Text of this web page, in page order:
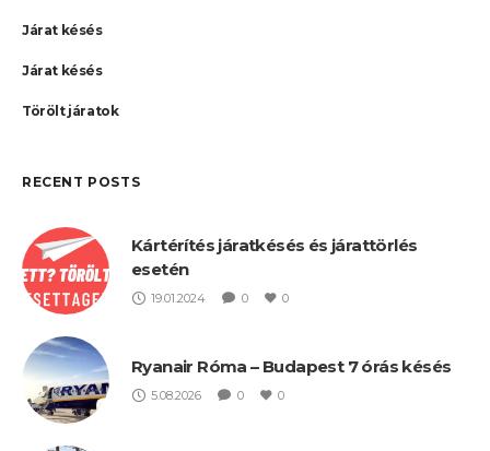
Járat késés
Járat késés
Törölt járatok
RECENT POSTS
Kártérítés járatkésés és járattörlés
esetén
19.01.2024 0 0
Ryanair Róma – Budapest 7 órás késés
5.08.2026 0 0